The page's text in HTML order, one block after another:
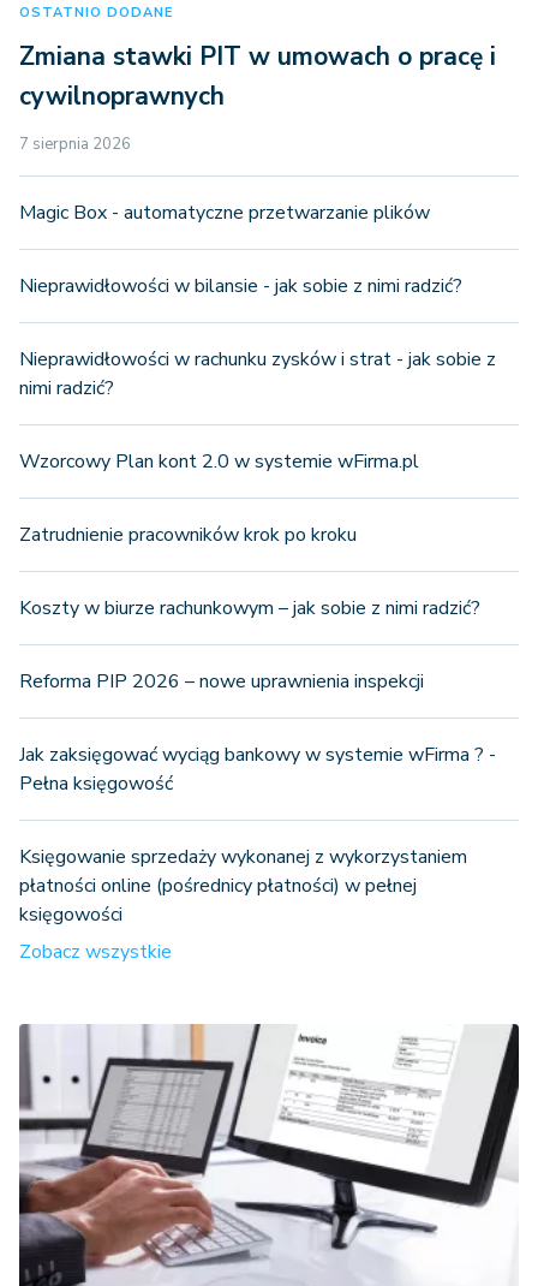
OSTATNIO DODANE
Zmiana stawki PIT w umowach o pracę i
cywilnoprawnych
7 sierpnia 2026
Magic Box - automatyczne przetwarzanie plików
Nieprawidłowości w bilansie - jak sobie z nimi radzić?
Nieprawidłowości w rachunku zysków i strat - jak sobie z
nimi radzić?
Wzorcowy Plan kont 2.0 w systemie wFirma.pl
Zatrudnienie pracowników krok po kroku
Koszty w biurze rachunkowym – jak sobie z nimi radzić?
Reforma PIP 2026 – nowe uprawnienia inspekcji
Jak zaksięgować wyciąg bankowy w systemie wFirma ? -
Pełna księgowość
Księgowanie sprzedaży wykonanej z wykorzystaniem
płatności online (pośrednicy płatności) w pełnej
księgowości
Zobacz wszystkie